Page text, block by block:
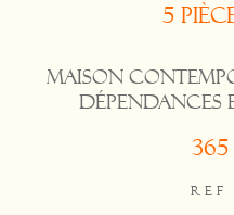
5
Maison
REF